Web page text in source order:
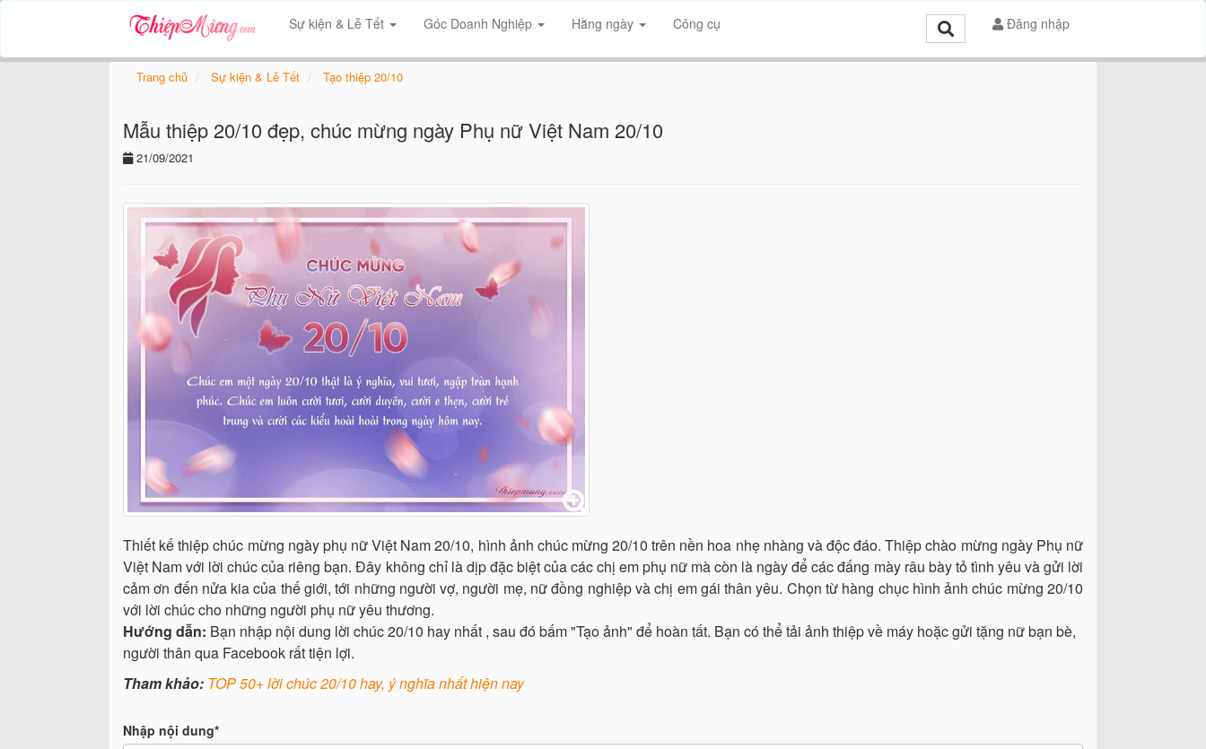
Sự kiện & Lễ Tết Góc Doanh Nghiệp Hằng ngày Công cụ Đăng nhập
Trang chủ Sự kiện & Lễ Tết Tạo thiệp 20/10
Mẫu thiệp 20/10 đẹp, chúc mừng ngày Phụ nữ Việt Nam 20/10
21/09/2021
Thiết kế thiệp chúc mừng ngày phụ nữ Việt Nam 20/10, hình ảnh chúc mừng 20/10 trên nền hoa nhẹ nhàng và độc đáo. Thiệp chào mừng ngày Phụ nữ
Việt Nam với lời chúc của riêng bạn. Đây không chỉ là dịp đặc biệt của các chị em phụ nữ mà còn là ngày để các đấng mày râu bày tỏ tình yêu và gửi lời
cảm ơn đến nửa kia của thế giới, tới những người vợ, người mẹ, nữ đồng nghiệp và chị em gái thân yêu. Chọn từ hàng chục hình ảnh chúc mừng 20/10
với lời chúc cho những người phụ nữ yêu thương.
Hướng dẫn: Bạn nhập nội dung lời chúc 20/10 hay nhất , sau đó bấm "Tạo ảnh" để hoàn tất. Bạn có thể tải ảnh thiệp về máy hoặc gửi tặng nữ bạn bè,
người thân qua Facebook rất tiện lợi.
Tham khảo: TOP 50+ lời chúc 20/10 hay, ý nghĩa nhất hiện nay
Nhập nội dung*